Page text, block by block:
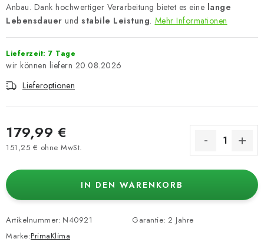
Anbau. Dank hochwertiger Verarbeitung bietet es eine lange
Lebensdauer und stabile Leistung. Mehr Informationen
Lieferzeit: 7 Tage
20.08.2026
Lieferoptionen
179,99 €
151,25 € ohne MwSt.
IN DEN WARENKORB
Artikelnummer: N40921
Marke:PrimaKlima
Garantie: 2 Jahre